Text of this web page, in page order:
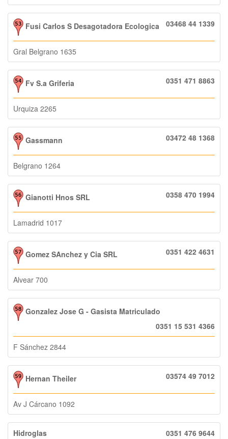
Fusi Carlos S Desagotadora Ecologica 03468 44 1339
Gral Belgrano 1635
Fv S.a Griferia 0351 471 8863
Urquiza 2265
Gassmann 03472 48 1368
Belgrano 1264
Gianotti Hnos SRL 0358 470 1994
Lamadrid 1017
Gomez SAnchez y Cia SRL 0351 422 4631
Alvear 700
Gonzalez Jose G - Gasista Matriculado
0351 15 531 4366
F Sánchez 2844
Hernan Theiler 03574 49 7012
Av J Cárcano 1092
Hidroglas 0351 476 9644